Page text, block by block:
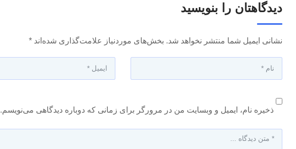
دیدگاهتان را بنویسید
نشانی ایمیل شما منتشر نخواهد شد. بخش‌های موردنیاز علامت‌گذاری شده‌اند *
ذخیره نام، ایمیل و وبسایت من در مرورگر برای زمانی که دوباره دیدگاهی می‌نویسم.